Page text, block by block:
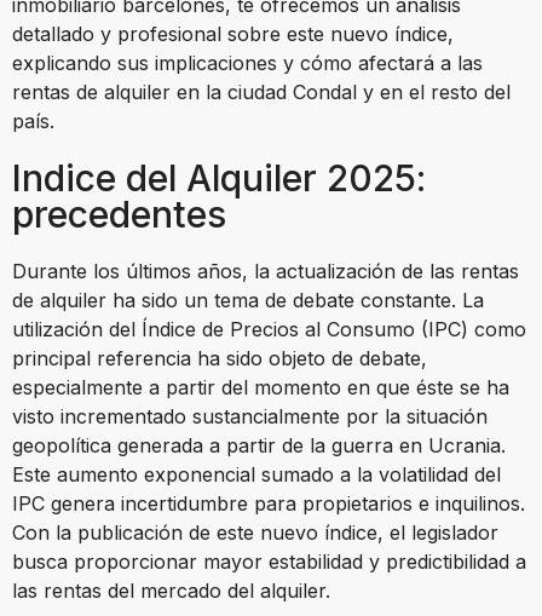
detallado y profesional sobre este nuevo índice,
explicando sus implicaciones y cómo afectará a las
rentas de alquiler en la ciudad Condal y en el resto del
país.
Indice del Alquiler 2025:
precedentes
Durante los últimos años, la actualización de las rentas
de alquiler ha sido un tema de debate constante. La
utilización del Índice de Precios al Consumo (IPC) como
principal referencia ha sido objeto de debate,
especialmente a partir del momento en que éste se ha
visto incrementado sustancialmente por la situación
geopolítica generada a partir de la guerra en Ucrania.
Este aumento exponencial sumado a la volatilidad del
IPC genera incertidumbre para propietarios e inquilinos.
Con la publicación de este nuevo índice, el legislador
busca proporcionar mayor estabilidad y predictibilidad a
las rentas del mercado del alquiler.